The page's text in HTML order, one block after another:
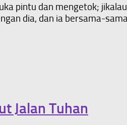
pintu dan mengetok;
dia, dan ia bersama-
Jalan Tuhan